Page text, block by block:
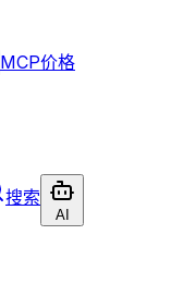
MCP价格
搜索
AI